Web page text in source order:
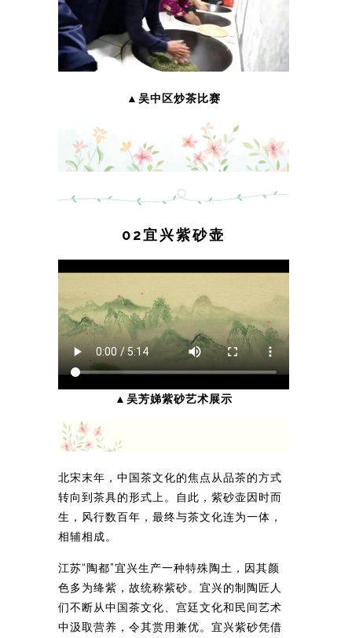
▲吴中区炒茶比赛
02宜兴紫砂壶
▲吴芳娣紫砂艺术展示
北宋末年，中国茶文化的焦点从品茶的方式
转向到茶具的形式上。自此，紫砂壶因时而
生，风行数百年，最终与茶文化连为一体，
相辅相成。
江苏“陶都”宜兴生产一种特殊陶土，因其颜
色多为绛紫，故统称紫砂。宜兴的制陶匠人
们不断从中国茶文化、宫廷文化和民间艺术
中汲取营养，令其赏用兼优。宜兴紫砂凭借